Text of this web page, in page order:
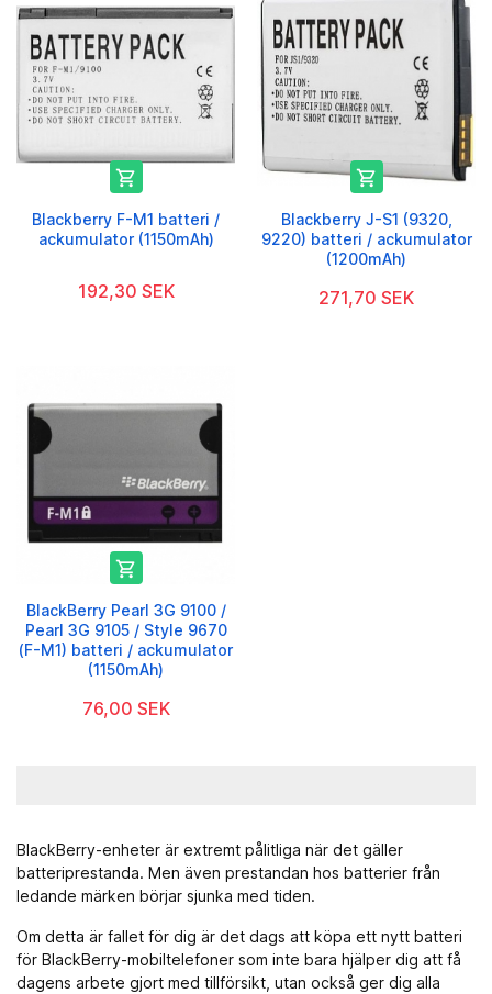

Blackberry F-M1 batteri /
ackumulator (1150mAh)
192,30 SEK

Blackberry J-S1 (9320,
9220) batteri / ackumulator
(1200mAh)
271,70 SEK

BlackBerry Pearl 3G 9100 /
Pearl 3G 9105 / Style 9670
(F-M1) batteri / ackumulator
(1150mAh)
76,00 SEK
BlackBerry-enheter är extremt pålitliga när det gäller
batteriprestanda. Men även prestandan hos batterier från
ledande märken börjar sjunka med tiden.
Om detta är fallet för dig är det dags att köpa ett nytt batteri
för BlackBerry-mobiltelefoner som inte bara hjälper dig att få
dagens arbete gjort med tillförsikt, utan också ger dig alla